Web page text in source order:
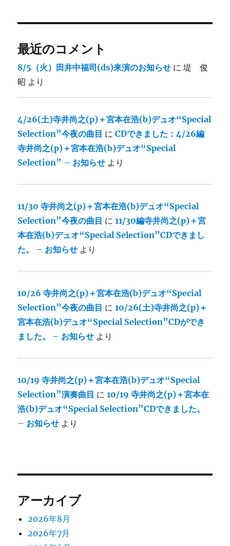
最近のコメント
8/5（火）田井中福司(ds)来演のお知らせ に堤 俊
昭 より
4/26(土)寺井尚之(p)＋宮本在浩(b)デュオ“Special
Selection”今夜の曲目 にCDできました：4/26編
寺井尚之(p)＋宮本在浩(b)デュオ“Special
Selection” – お知らせ より
11/30 寺井尚之(p)＋宮本在浩(b)デュオ“Special
Selection”今夜の曲目 に11/30編寺井尚之(p)＋宮
本在浩(b)デュオ“Special Selection”CDできまし
た。 – お知らせ より
10/26 寺井尚之(p)＋宮本在浩(b)デュオ“Special
Selection”今夜の曲目 に10/26(土)寺井尚之(p)＋
宮本在浩(b)デュオ“Special Selection”CDができ
ました。 – お知らせ より
10/19 寺井尚之(p)＋宮本在浩(b)デュオ“Special
Selection”演奏曲目 に10/19 寺井尚之(p)＋宮本在
浩(b)デュオ“Special Selection”CDできました。
– お知らせ より
アーカイブ
2026年8月
2026年7月